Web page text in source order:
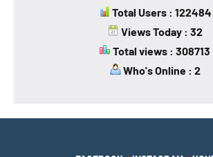
Total Users : 122484
Views Today : 32
Total views : 308713
Who's Online : 2